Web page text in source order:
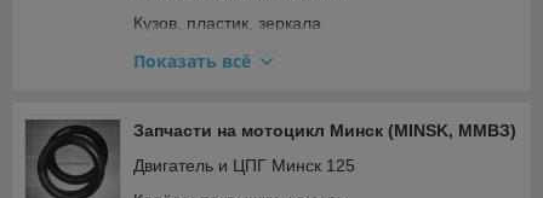
Кузов, пластик, зеркала
Освещение и поворотники
Прочее
Ремкомплекты, прокладки, подшипники
Показать всё
Запчасти на мотоцикл Минск (MINSK, ММВЗ)
Двигатель и ЦПГ Минск 125